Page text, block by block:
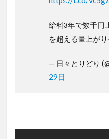
給料3年で数千円
を超える量上が
— 日々とりどり
29日